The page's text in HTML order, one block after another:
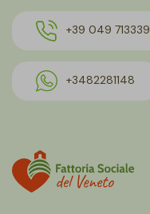
+39 049 713339
+3482281148